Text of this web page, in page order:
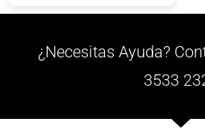
¿Necesitas Ayuda?
3533